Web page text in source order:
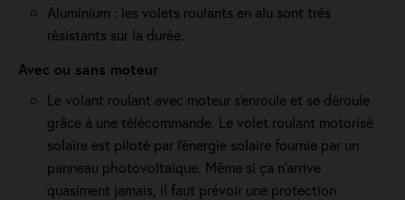
Aluminium : les volets roulants en alu sont très
résistants sur la durée.
Avec ou sans moteur
Le volant roulant avec moteur s'enroule et se déroule
grâce à une télécommande. Le volet roulant motorisé
solaire est piloté par l'énergie solaire fournie par un
panneau photovoltaïque. Même si ça n'arrive
quasiment jamais, il faut prévoir une protection